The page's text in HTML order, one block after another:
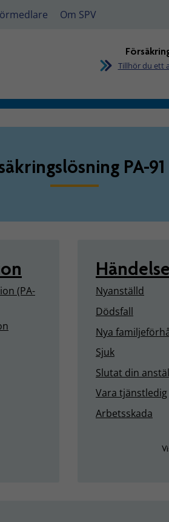
Om SPV
Tillhör du ett
PA-91
(PA-
Nyanställd
Dödsfall
Nya
Sjuk
Slutat din
Vara tjänstledig
Arbetsskada